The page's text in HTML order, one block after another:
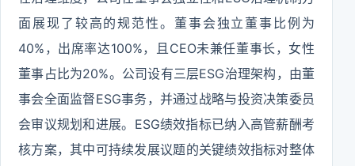
面展现了较高的规范性。董事会独立董事比例为
40%，出席率达100%，且CEO未兼任董事长，女性
董事占比为20%。公司设有三层ESG治理架构，由董
事会全面监督ESG事务，并通过战略与投资决策委员
会审议规划和进展。ESG绩效指标已纳入高管薪酬考
核方案，其中可持续发展议题的关键绩效指标对整体